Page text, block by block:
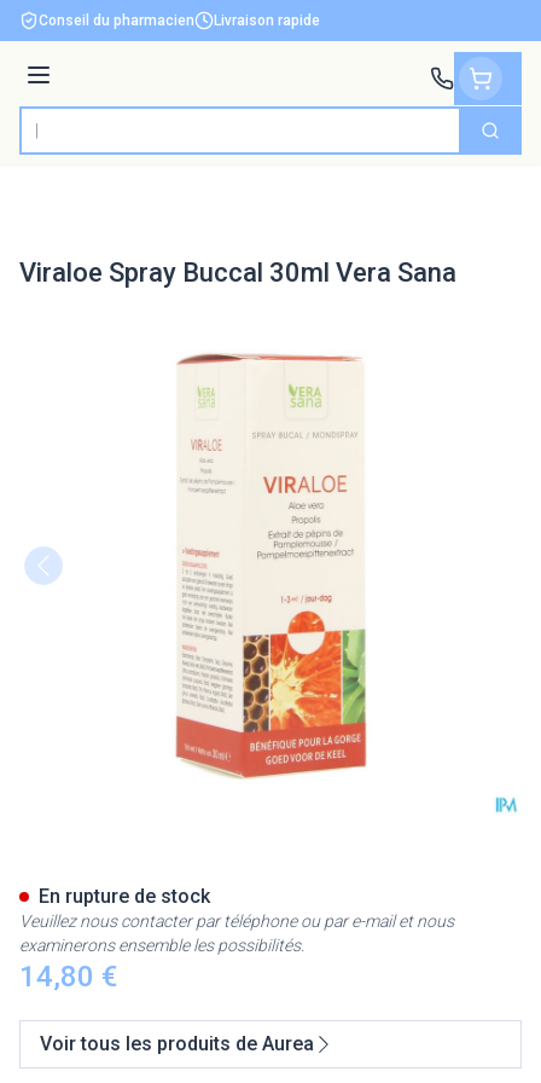
Aller au contenu
Conseil du pharmacien Livraison rapide
Menu
Rechercher
Viraloe Spray Buccal 30ml Vera Sana
14,80 €
En rupture de stock
Veuillez nous contacter par téléphone ou par e-mail et nous
examinerons ensemble les possibilités.
Voir tous les produits de Aurea